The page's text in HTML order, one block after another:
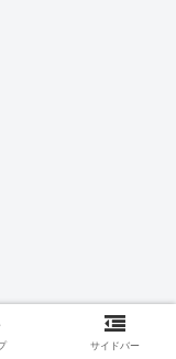
サイドバー